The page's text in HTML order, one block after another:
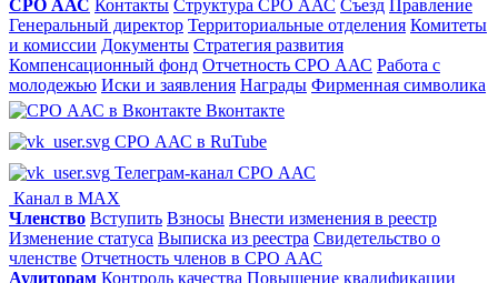
СРО ААС Контакты Структура СРО ААС Съезд Правление
Генеральный директор Территориальные отделения Комитеты
и комиссии Документы Стратегия развития
Компенсационный фонд Отчетность СРО ААС Работа с
молодежью Иски и заявления Награды Фирменная символика
Вконтакте
СРО ААС в RuTube
Телеграм-канал СРО ААС
Канал в MAX
Членство Вступить Взносы Внести изменения в реестр
Изменение статуса Выписка из реестра Свидетельство о
членстве Отчетность членов в СРО ААС
Аудиторам Контроль качества Повышение квалификации